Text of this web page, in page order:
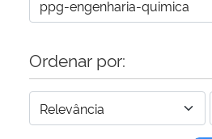
Ordenar por: